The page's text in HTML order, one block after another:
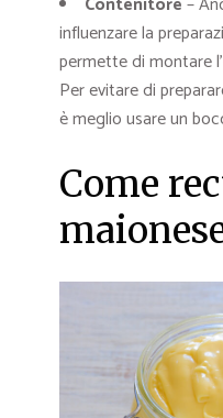
influenzare la
permette di montare
Per evitare di
è meglio usare un
Come